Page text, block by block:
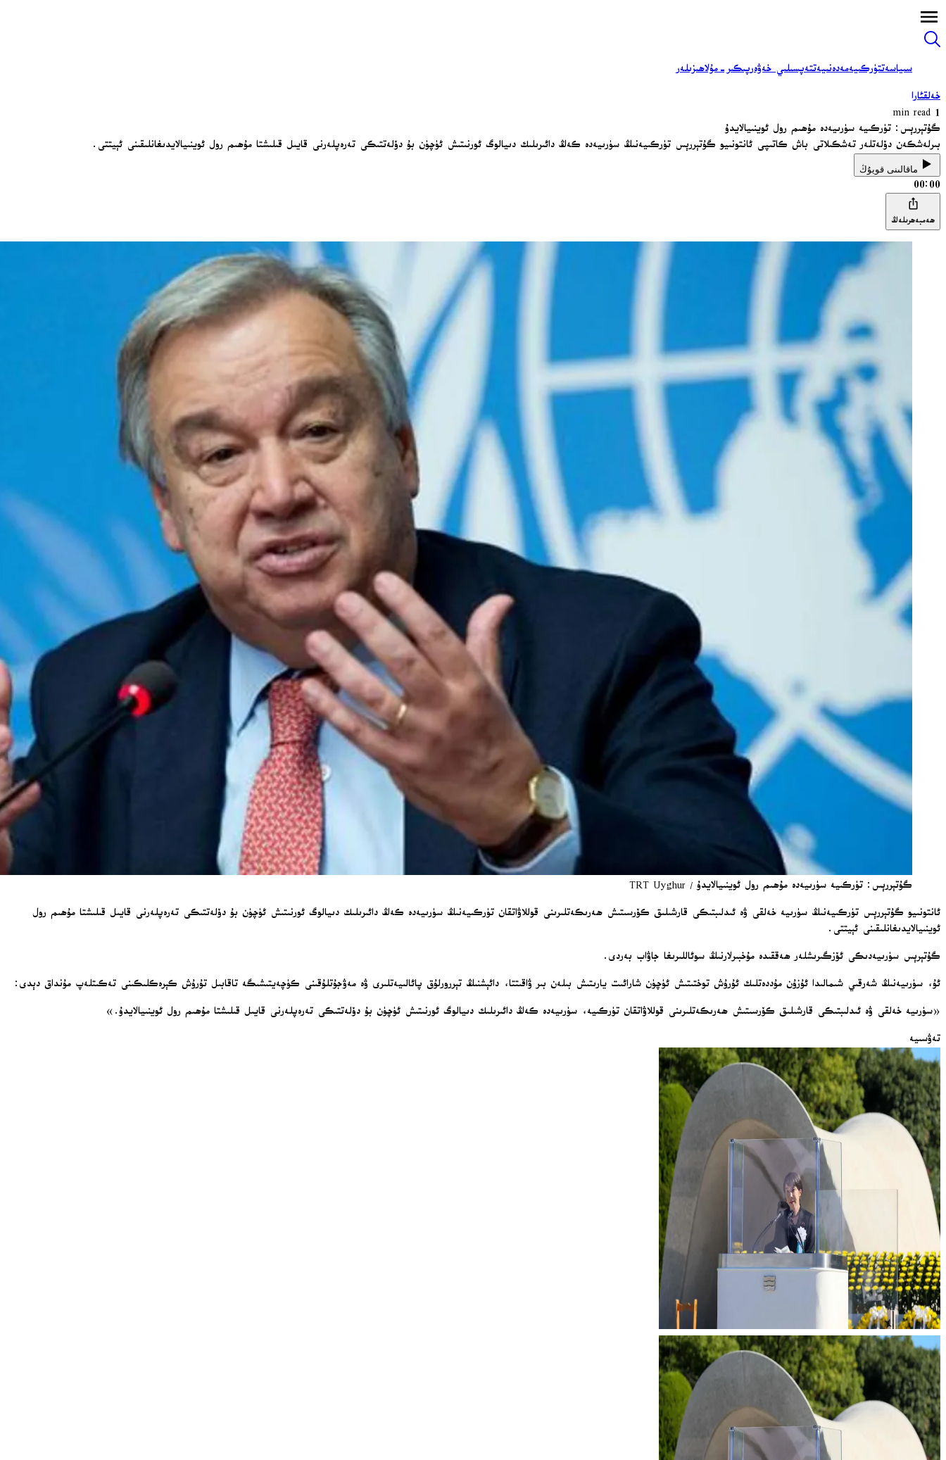
سىياسەتتۈركىيەمەدەنىيەتتەپسىلىي خەۋەرپىكىر-مۇلاھىزىلەر
خەلقئارا
1 min read
گۇتېررېس: تۈركىيە سۈرىيەدە مۇھىم رول ئوينىيالايدۇ
بىرلەشكەن دۆلەتلەر تەشكىلاتى باش كاتىپى ئانتونىيو گۇتېررېس تۈركىيەنىڭ سۈرىيەدە كەڭ دائىرىلىك دىيالوگ ئورنىتىش ئۈچۈن بۇ دۆلەتتىكى تەرەپلەرنى قايىل قىلىشتا مۇھىم رول ئوينىيالايدىغانلىقىنى ئېيتتى.
ماقالىنى قويۇڭ
00:00
ھەمبەھرىلەڭ
گۇتېررېس: تۈركىيە سۈرىيەدە مۇھىم رول ئوينىيالايدۇ / TRT Uyghur
ئانتونىيو گۇتېررېس تۈركىيەنىڭ سۈرىيە خەلقى ۋە ئىدلىبتىكى قارشىلىق كۆرسىتىش ھەرىكەتلىرىنى قوللاۋاتقان تۈركىيەنىڭ سۈرىيەدە كەڭ دائىرىلىك دىيالوگ ئورنىتىش ئۈچۈن بۇ دۆلەتتىكى تەرەپلەرنى قايىل قىلىشتا مۇھىم رول
ئوينىيالايدىغانلىقىنى ئېيتتى.
گۇتېرېس سۈرىيەدىكى ئۆزگىرىشلەر ھەققىدە مۇخبىرلارنىڭ سوئاللىرىغا جاۋاب بەردى.
ئۇ، سۈرىيەنىڭ شەرقىي شىمالىدا ئۇزۇن مۇددەتلىك ئۇرۇش توختىتىش ئۈچۈن شارائىت يارىتىش بىلەن بىر ۋاقىتتا، دائېشنىڭ تېررورلۇق پائالىيەتلىرى ۋە مەۋجۇتلۇقىنى كۈچەيتىشىگە تاقابىل تۇرۇش كېرەكلىكىنى تەكىتلەپ مۇنداق دېدى:
«سۈرىيە خەلقى ۋە ئىدلىبتىكى قارشىلىق كۆرسىتىش ھەرىكەتلىرىنى قوللاۋاتقان تۈركىيە، سۈرىيەدە كەڭ دائىرىلىك دىيالوگ ئورنىتىش ئۈچۈن بۇ دۆلەتتىكى تەرەپلەرنى قايىل قىلىشتا مۇھىم رول ئوينىيالايدۇ.»
تەۋسىيە